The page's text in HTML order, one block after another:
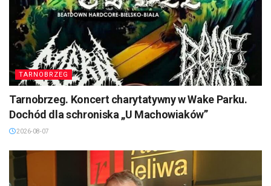
TARNOBRZEG
Tarnobrzeg. Koncert charytatywny w Wake Parku.
Dochód dla schroniska „U Machowiaków”
2026-08-07